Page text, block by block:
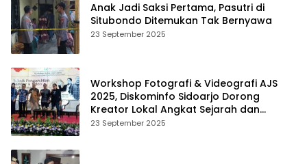
Anak Jadi Saksi Pertama, Pasutri di
Situbondo Ditemukan Tak Bernyawa
23 September 2025
Workshop Fotografi & Videografi AJS
2025, Diskominfo Sidoarjo Dorong
Kreator Lokal Angkat Sejarah dan
Budaya
23 September 2025